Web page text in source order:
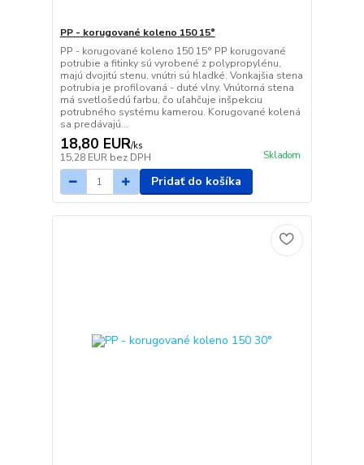
PP - korugované koleno 150 15°
PP - korugované koleno 150 15° PP korugované
potrubie a fitinky sú vyrobené z polypropylénu,
majú dvojitú stenu, vnútri sú hladké. Vonkajšia stena
potrubia je profilovaná - duté vlny. Vnútorná stena
má svetlošedú farbu, čo uľahčuje inšpekciu
potrubného systému kamerou. Korugované kolená
sa predávajú...
18,80 EUR/ks
15,28 EUR bez DPH Skladom
Pridať do košíka